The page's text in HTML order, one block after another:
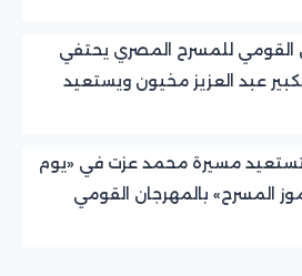
القومي للمسرح المصري يحتفي
عبد العزيز مخيون ويستعيد
مسيرة محمد عزت في «يوم
المسرح» بالمهرجان القومي